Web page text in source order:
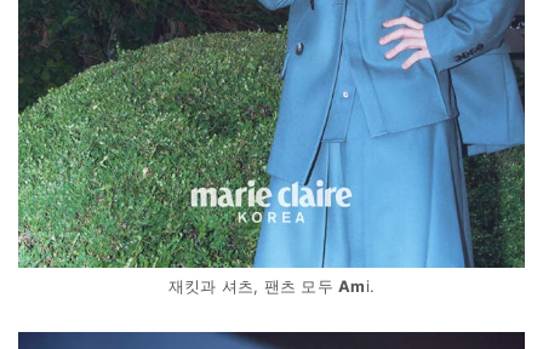
재킷과 셔츠, 팬츠 모두Ami.